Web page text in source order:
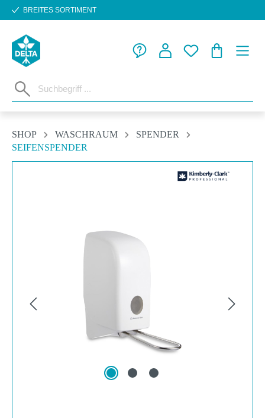
Zum Hauptinhalt springen
BREITES SORTIMENT
SHOP WASCHRAUM
SPENDER
SEIFENSPENDER